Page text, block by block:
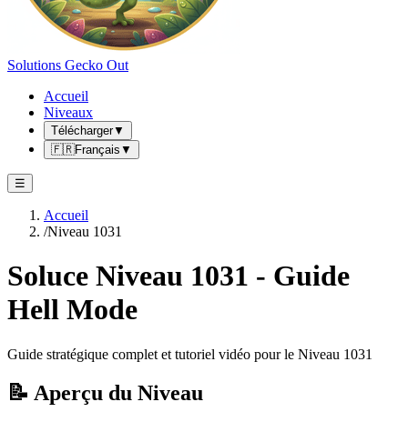
Solutions Gecko Out
Accueil
Niveaux
Télécharger▼
🇫🇷Français ▼
☰
Accueil
/Niveau 1031
Soluce Niveau 1031 - Guide
Hell Mode
Guide stratégique complet et tutoriel vidéo pour le Niveau 1031
📝 Aperçu du Niveau